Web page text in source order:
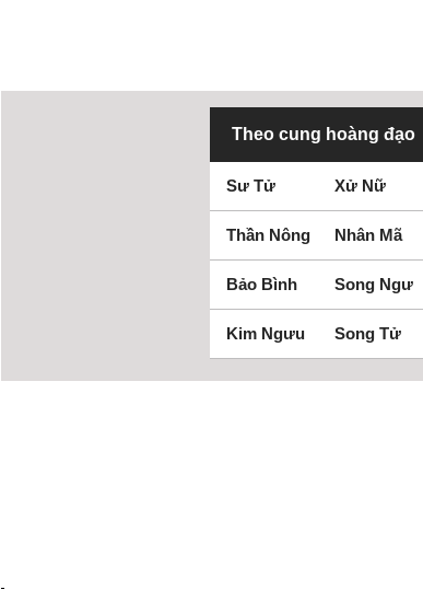
Theo cung hoàng đạo
Sư Tử Xử Nữ
Thần Nông Nhân Mã
Bảo Bình Song Ngư
Kim Ngưu Song Tử